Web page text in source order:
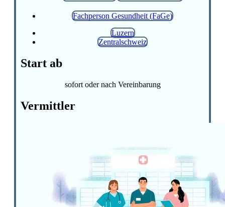
Fachperson Gesundheit (FaGe)
Luzern
Zentralschweiz
Start ab
sofort oder nach Vereinbarung
Vermittler